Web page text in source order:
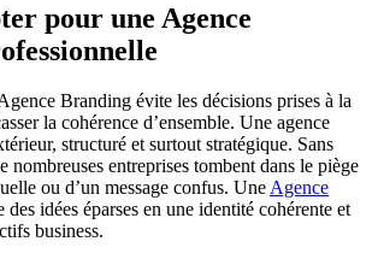
pour une Agence
Branding évite les décisions prises à la
la cohérence d’ensemble. Une agence
structuré et surtout stratégique. Sans
nombreuses entreprises tombent dans le piège
ou d’un message confus. UneAgence
des idées éparses en une identité cohérente et
business.